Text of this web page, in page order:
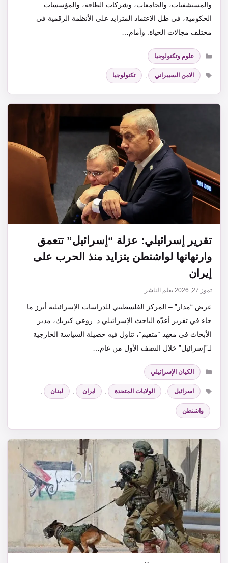
والمستشفيات، والجامعات، وشركات الطاقة، والمؤسسات
الحكومية، في ظل الاعتماد المتزايد على الأنظمة الرقمية في
مختلف مجالات الحياة. وأمام…
التصنيفات
علوم وتكنولوجيا
الوسوم
الامن السيبراني , تكنولوجيا
تقرير إسرائيلي: عزلة “إسرائيل” تتعمق
وارتهانها لواشنطن يتزايد منذ الحرب على
إيران
تموز 27, 2026 بقلم الناشر
عرض “مدار” – المركز الفلسطيني للدراسات الإسرائيلية أبرز ما
جاء في تقرير أعدّه الباحث الإسرائيلي د. روعي كبريك، مدير
الأبحاث في معهد “متفيم”، تناول فيه حصيلة السياسة الخارجية
لـ”إسرائيل” خلال النصف الأول من عام…
التصنيفات
الكيان الإسرائيلي
الوسوم
اسرائيل , الولايات المتحدة , ايران , لبنان ,
واشنطن